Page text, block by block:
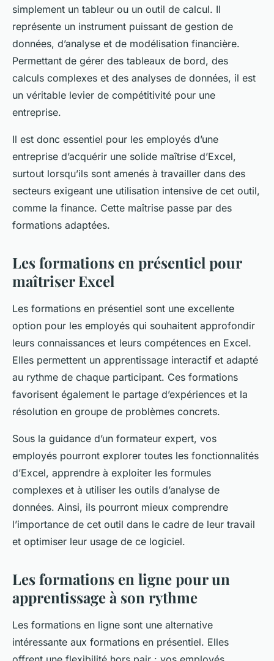
simplement un tableur ou un outil de calcul. Il
représente un instrument puissant de gestion de
données, d’analyse et de modélisation financière.
Permettant de gérer des tableaux de bord, des
calculs complexes et des analyses de données, il est
un véritable levier de compétitivité pour une
entreprise.
Il est donc essentiel pour les employés d’une
entreprise d’acquérir une solide maîtrise d’Excel,
surtout lorsqu’ils sont amenés à travailler dans des
secteurs exigeant une utilisation intensive de cet outil,
comme la finance. Cette maîtrise passe par des
formations adaptées.
Les formations en présentiel pour
maîtriser Excel
Les formations en présentiel sont une excellente
option pour les employés qui souhaitent approfondir
leurs connaissances et leurs compétences en Excel.
Elles permettent un apprentissage interactif et adapté
au rythme de chaque participant. Ces formations
favorisent également le partage d’expériences et la
résolution en groupe de problèmes concrets.
Sous la guidance d’un formateur expert, vos
employés pourront explorer toutes les fonctionnalités
d’Excel, apprendre à exploiter les formules
complexes et à utiliser les outils d’analyse de
données. Ainsi, ils pourront mieux comprendre
l’importance de cet outil dans le cadre de leur travail
et optimiser leur usage de ce logiciel.
Les formations en ligne pour un
apprentissage à son rythme
Les formations en ligne sont une alternative
intéressante aux formations en présentiel. Elles